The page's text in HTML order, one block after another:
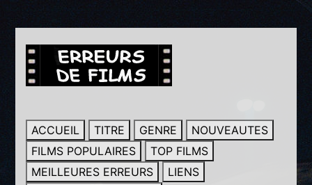
ACCUEIL TITRE GENRE
NOUVEAUTES
FILMS POPULAIRES
TOP FILMS
MEILLEURES ERREURS
LIENS